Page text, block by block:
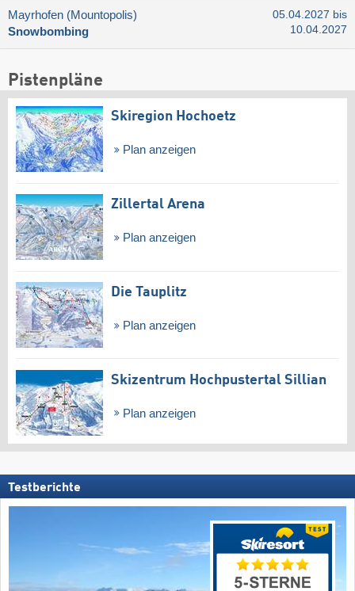
Mayrhofen (Mountopolis)
Snowbombing
05.04.2027 bis
10.04.2027
Pistenpläne
Skiregion Hochoetz
Plan anzeigen
Zillertal Arena
Plan anzeigen
Die Tauplitz
Plan anzeigen
Skizentrum Hochpustertal Sillian
Plan anzeigen
Testberichte